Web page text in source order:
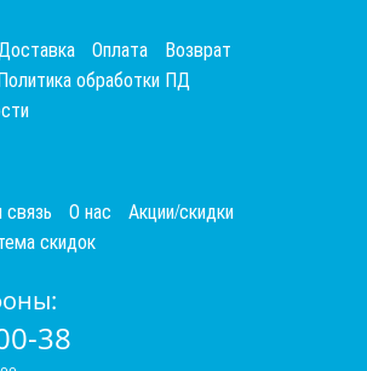
Оплата
Возврат
обработки ПД
связь О нас
Акции/скидки
скидок
38